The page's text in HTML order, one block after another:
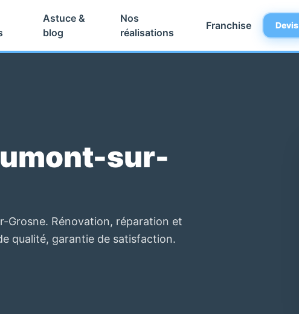
Astuce &
blog
Nos
réalisations
Franchise Devis
sur-
Grosne. Rénovation, réparation et
qualité, garantie de satisfaction.